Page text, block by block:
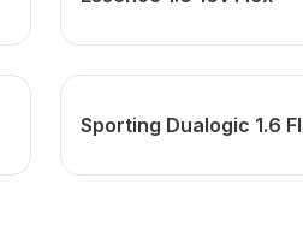
Sporting Dualogic 1.6